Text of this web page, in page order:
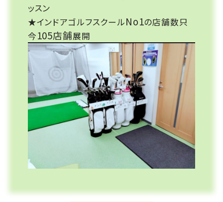
ッスン
★インドアゴルフスクールNo1の店舗数只
今105店舗展開